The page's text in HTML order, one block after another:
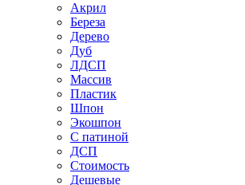
Акрил
Береза
Дерево
Дуб
ЛДСП
Массив
Пластик
Шпон
Экошпон
С патиной
ДСП
Стоимость
Дешевые